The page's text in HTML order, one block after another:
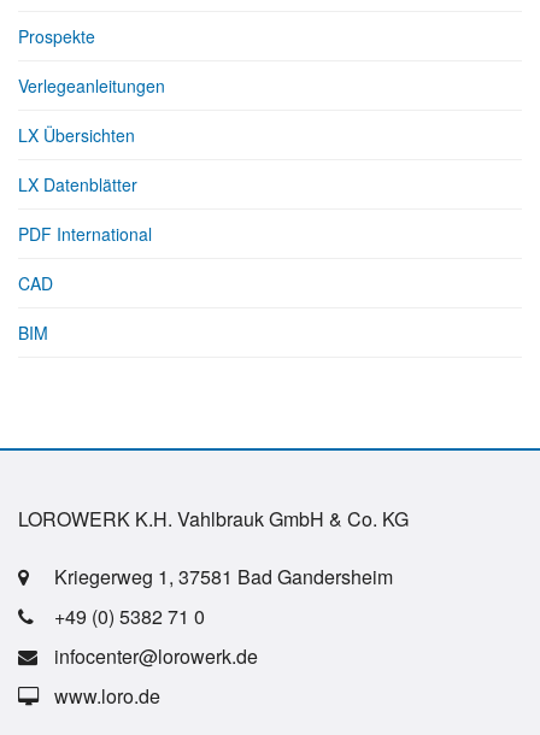
Prospekte
Verlegeanleitungen
LX Übersichten
LX Datenblätter
PDF International
CAD
BIM
LOROWERK K.H. Vahlbrauk GmbH & Co. KG
Kriegerweg 1, 37581 Bad Gandersheim
+49 (0) 5382 71 0
infocenter@lorowerk.de
www.loro.de